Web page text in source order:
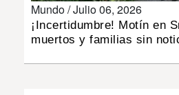
Mundo /Julio 06, 2026
¡Incertidumbre! Motín en
muertos y familias sin